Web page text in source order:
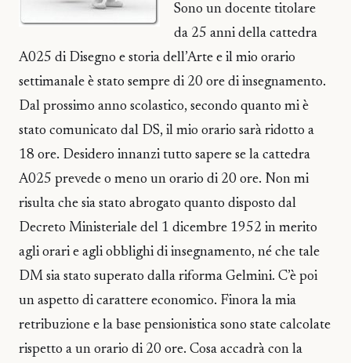
Sono un docente titolare
da 25 anni della cattedra
A025 di Disegno e storia dell’Arte e il mio orario
settimanale è stato sempre di 20 ore di insegnamento.
Dal prossimo anno scolastico, secondo quanto mi è
stato comunicato dal DS, il mio orario sarà ridotto a
18 ore. Desidero innanzi tutto sapere se la cattedra
A025 prevede o meno un orario di 20 ore. Non mi
risulta che sia stato abrogato quanto disposto dal
Decreto Ministeriale del 1 dicembre 1952 in merito
agli orari e agli obblighi di insegnamento, né che tale
DM sia stato superato dalla riforma Gelmini. C’è poi
un aspetto di carattere economico. Finora la mia
retribuzione e la base pensionistica sono state calcolate
rispetto a un orario di 20 ore. Cosa accadrà con la